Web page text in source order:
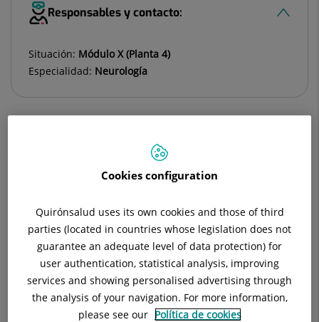
Responsables y contacto:
Situación: Módulo X (Planta 4)
Especialidad: Neurología
Equipo Médico
A los pacientes dados de alta con patología vascular se les
adjunta el documento superar el ictus , realizado en
colaboración con enfermería
Asimismo se realiza aprendizaje del tratamiento de la
esclerosis múltiple para los pacientes afectos.
Cookies configuration
Quirónsalud uses its own cookies and those of third
parties (located in countries whose legislation does not
guarantee an adequate level of data protection) for
user authentication, statistical analysis, improving
services and showing personalised advertising through
the analysis of your navigation. For more information,
please see our Política de cookies